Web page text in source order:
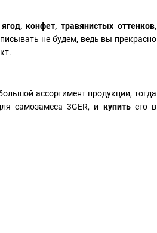
конфет, травянистых оттенков,
не будем, ведь вы прекрасно
ассортимент продукции, тогда
самозамеса 3GER, и купить его в